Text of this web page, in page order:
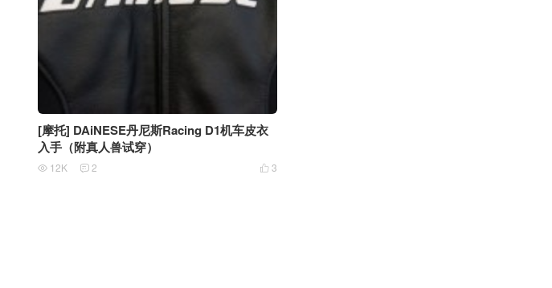
[摩托] DAiNESE丹尼斯Racing D1机车皮衣
入手（附真人兽试穿）
 3
 12K  2